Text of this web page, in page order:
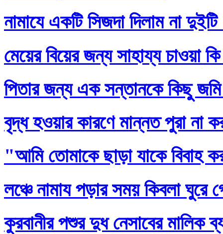
নামাযে একটি সিজদা দিলাম না
মেয়ের বিয়ের জন্য সাহায্য চাওয়া
পিতার জন্য এক সন্তানকে কিছু জমি
বৃদ্ধ হওয়ার কারণে মান্নত পুরা না
"আমি তোমাকে ছাড়া যাকে
লঞ্চে নামায পড়ার সময় কিবলা ঘুরে
কুরবানীর পশুর দুধ নেসাবের মালিক